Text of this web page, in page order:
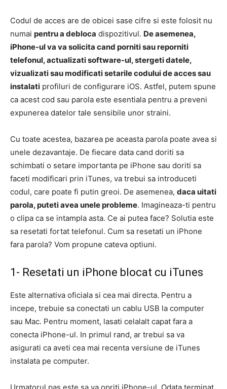
Codul de acces are de obicei sase cifre si este folosit nu
numai pentru a debloca dispozitivul. De asemenea,
iPhone-ul va va solicita cand porniti sau reporniti
telefonul, actualizati software-ul, stergeti datele,
vizualizati sau modificati setarile codului de acces sau
instalati profiluri de configurare iOS. Astfel, putem spune
ca acest cod sau parola este esentiala pentru a preveni
expunerea datelor tale sensibile unor straini.
Cu toate acestea, bazarea pe aceasta parola poate avea si
unele dezavantaje. De fiecare data cand doriti sa
schimbati o setare importanta pe iPhone sau doriti sa
faceti modificari prin iTunes, va trebui sa introduceti
codul, care poate fi putin greoi. De asemenea, daca uitati
parola, puteti avea unele probleme. Imagineaza-ti pentru
o clipa ca se intampla asta. Ce ai putea face? Solutia este
sa resetati fortat telefonul. Cum sa resetati un iPhone
fara parola? Vom propune cateva optiuni.
1- Resetati un iPhone blocat cu iTunes
Este alternativa oficiala si cea mai directa. Pentru a
incepe, trebuie sa conectati un cablu USB la computer
sau Mac. Pentru moment, lasati celalalt capat fara a
conecta iPhone-ul. In primul rand, ar trebui sa va
asigurati ca aveti cea mai recenta versiune de iTunes
instalata pe computer.